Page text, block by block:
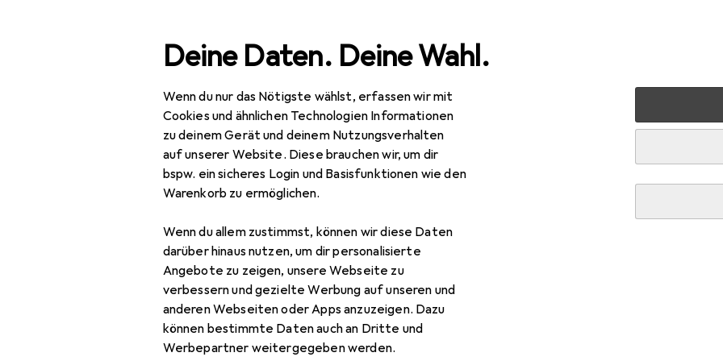
Deine Daten. Deine Wahl.
Wenn du nur das Nötigste wählst, erfassen wir mit
Cookies und ähnlichen Technologien Informationen
zu deinem Gerät und deinem Nutzungsverhalten
auf unserer Website. Diese brauchen wir, um dir
bspw. ein sicheres Login und Basisfunktionen wie den
Warenkorb zu ermöglichen.
Wenn du allem zustimmst, können wir diese Daten
darüber hinaus nutzen, um dir personalisierte
Angebote zu zeigen, unsere Webseite zu
verbessern und gezielte Werbung auf unseren und
anderen Webseiten oder Apps anzuzeigen. Dazu
können bestimmte Daten auch an Dritte und
Werbepartner weitergegeben werden.
Navigation nach Kategorien Gesamtsortiment Büro + Schreibwaren